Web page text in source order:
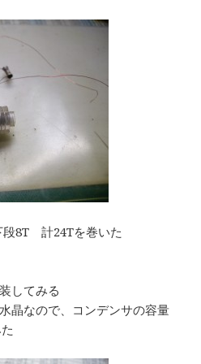
段8T 計24Tを巻いた
してみる
晶なので、コンデンサの容量